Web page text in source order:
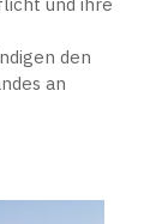
und ihre
den
an